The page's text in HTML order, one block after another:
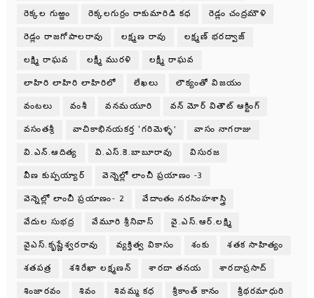
రెక్కల గుఱ్ఱం రెక్కలగుర్రం రాకుమారిడి కధ రెడ్లం చంద్రమౌళి
రెడ్లం రాజగోపాలరావు లక్ష్మణ రావు లక్ష్మణ్ భరద్వాజ్
లక్ష్మి రాఘవ లక్ష్మీ మురళి లక్ష్మీ రాఘవ
లాహిరి లాహిరి లాహిరిలో లేఖలు లౌక్యంతో విజయం
వంటలు వంశీ వనమయూరి వన్ మోర్ వితౌట్ ఆక్టింగ్
వసంతశ్రీ వాచికాభినయకర్త ‘గరిమెళ్ళ’ వాసం నాగరాజు
వి.ఎన్.ఆదిత్య వి.ఎస్.కె.బాబూరావు విసురజ
వీణ కుప్పయ్యార్ వెన్నెల్లో లాంచీ ప్రయాణం -3
వెన్నెల్లో లాంచీ ప్రయాణం- 2 వేదాంతం నరసింహశాస్త్రి
వేదుల సుభద్ర వేమూరి శ్రీనివాస్ వై.ఎస్.ఆర్.లక్ష్మి
వైఎస్.కృష్ణేశ్వరరావు వ్యక్తిత్వ వికాసం శంకు శతక సాహిత్యం
శతపత్ర శశిరేఖా లక్ష్మణన్ శారదా తనయ శారదాప్రసాద్
శింజారవం శివం శివమ్మ కధ శ్రీకాంత్ కానం శ్రీథరమాధురి